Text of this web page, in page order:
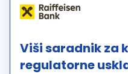
Viši saradnik za
regulatorne